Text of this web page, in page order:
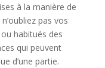
à la manière de
pas vos
habitués des
qui peuvent
d’une partie.